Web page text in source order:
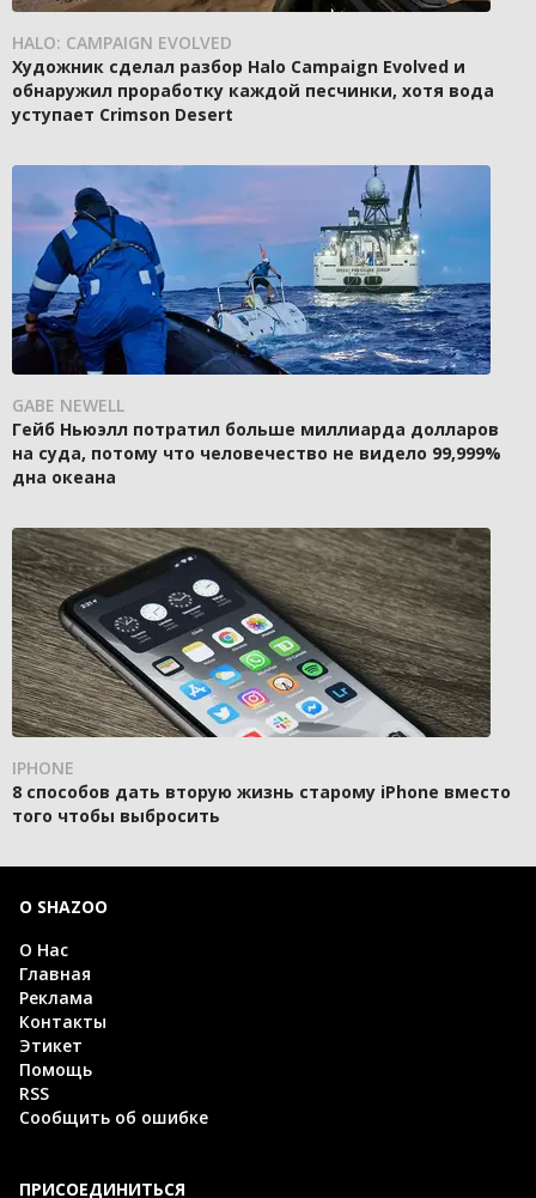
HALO: CAMPAIGN EVOLVED
Художник сделал разбор Halo Campaign Evolved и
обнаружил проработку каждой песчинки, хотя вода
уступает Crimson Desert
GABE NEWELL
Гейб Ньюэлл потратил больше миллиарда долларов
на суда, потому что человечество не видело 99,999%
дна океана
IPHONE
8 способов дать вторую жизнь старому iPhone вместо
того чтобы выбросить
О SHAZOO
О Нас
Главная
Реклама
Контакты
Этикет
Помощь
RSS
Сообщить об ошибке
ПРИСОЕДИНИТЬСЯ